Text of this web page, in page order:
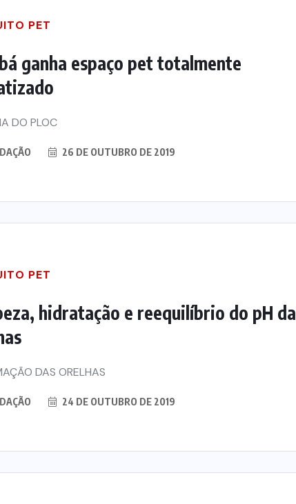
PET
ganha espaço pet totalmente
DO PLOC
26 DE OUTUBRO DE 2019
PET
hidratação e reequilíbrio do pH
DAS ORELHAS
24 DE OUTUBRO DE 2019Republicanos